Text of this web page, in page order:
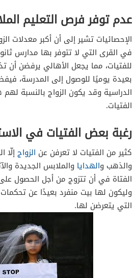
عدم توفر فرص التعليم
الإحصائيات تشير إلى أن أكبر معدلات
في القرى التي لا تتوفر بها مدارس
للفتيات، مما يجعل الأهالي يرفضن
بعيدة يوميًا للوصول إلى المدرسة،
الدراسية وقد يكون الزواج بالنسبة
الفتيات.
رغبة بعض الفتيات في
كثير من الفتيات لا تعرفن عن الزواجإلّا
والذهب والهدايا والملابس الجديدة
الفتاة في أن تتزوج من أجل الحصول
وليكون لها بيت منفرد بعيدًا عن
التي يتعرضن لها.